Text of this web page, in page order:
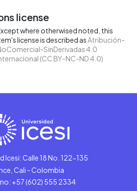
license
where otherwised noted, this
license is described asAtribución-
SinDerivadas 4.0
(CC BY-NC-ND 4.0)
Icesi: Calle 18 No. 122-135
Cali - Colombia
+57 (602) 555 2334